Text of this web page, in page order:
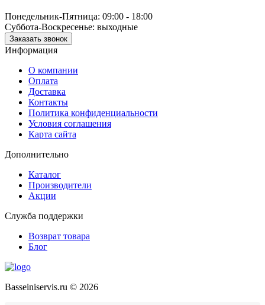
Понедельник-Пятница: 09:00 - 18:00
Суббота-Воскресенье: выходные
Заказать звонок
Информация
О компании
Оплата
Доставка
Контакты
Политика конфиденциальности
Условия соглашения
Карта сайта
Дополнительно
Каталог
Производители
Акции
Служба поддержки
Возврат товара
Блог
Basseiniservis.ru © 2026